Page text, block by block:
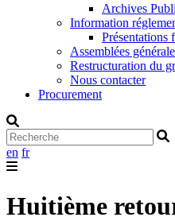
Archives
Information
Présentations
Assemblées
Restructuration du
Nous contacter
Procurement
en fr
Huitième